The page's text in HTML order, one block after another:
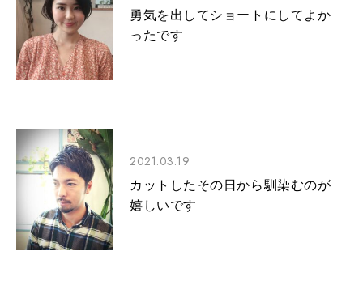
勇気を出してショートにしてよか
ったです
2021.03.19
カットしたその日から馴染むのが
嬉しいです